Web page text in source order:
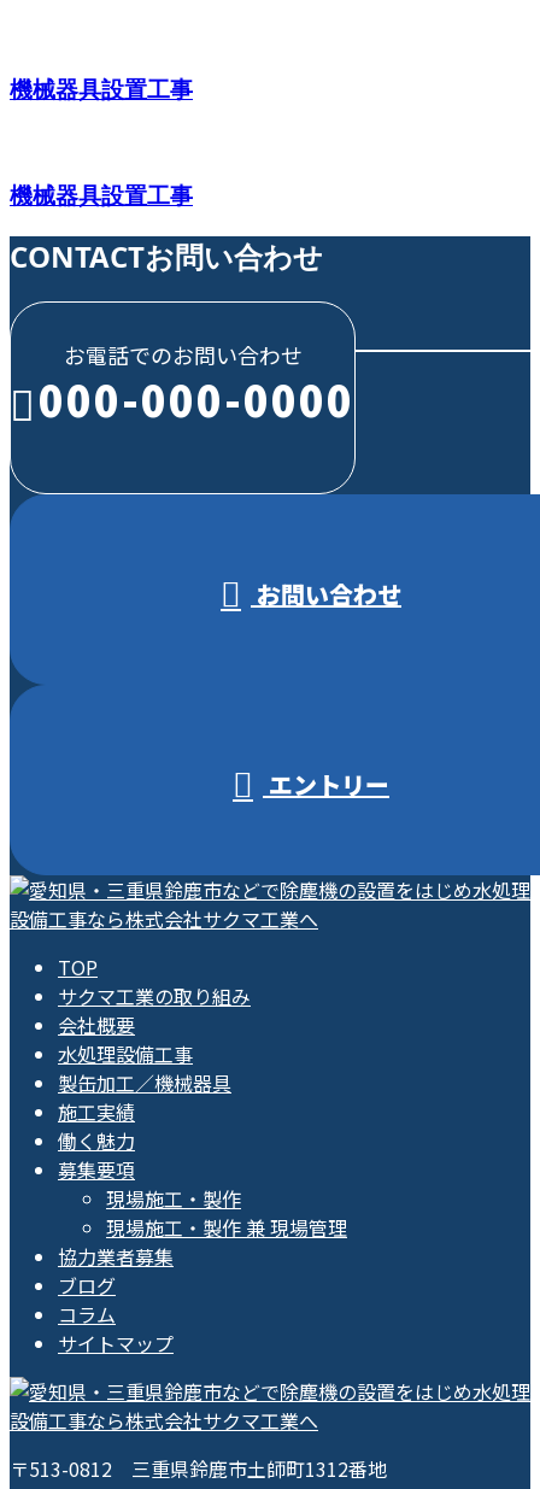
機械器具設置工事
機械器具設置工事
CONTACTお問い合わせ
お電話でのお問い合わせ
000-000-0000
お問い合わせ
エントリー
TOP
サクマ工業の取り組み
会社概要
水処理設備工事
製缶加工／機械器具
施工実績
働く魅力
募集要項
現場施工・製作
現場施工・製作 兼 現場管理
協力業者募集
ブログ
コラム
サイトマップ
〒513-0812 三重県鈴鹿市土師町1312番地